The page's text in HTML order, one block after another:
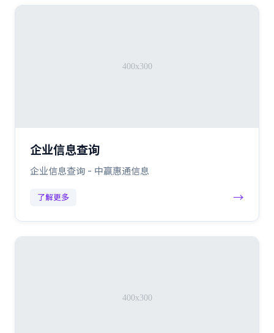
企业信息查询
企业信息查询 - 中赢惠通信息
了解更多 →